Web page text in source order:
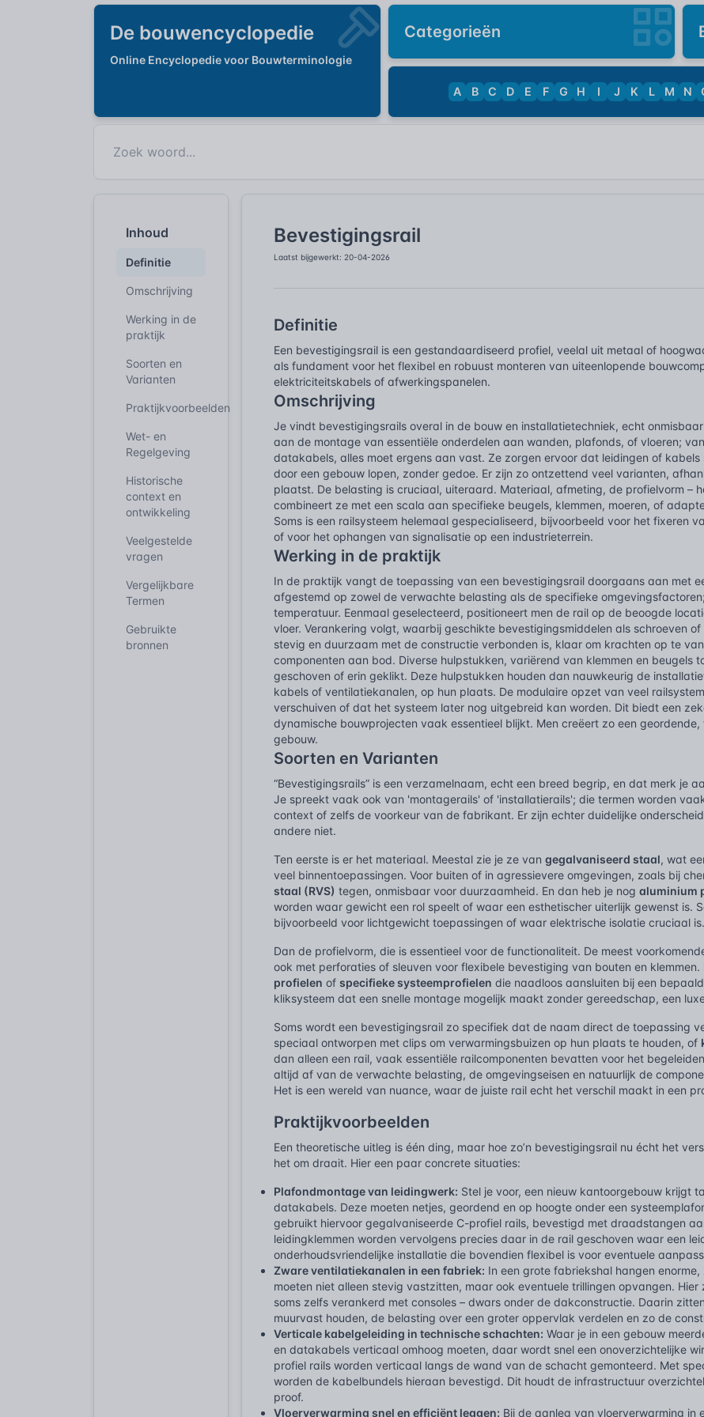
De bouwencyclopedie
Online Encyclopedie voor Bouwterminologie
Categorieën
A B C D E F G H I J K L M N
Inhoud
Definitie
Omschrijving
Werking in de
praktijk
Soorten en
Varianten
Praktijkvoorbeelden
Wet- en
Regelgeving
Historische
context en
ontwikkeling
Veelgestelde
vragen
Vergelijkbare
Termen
Gebruikte
bronnen
Bevestigingsrail
Laatst bijgewerkt: 20-04-2026
Definitie
Een bevestigingsrail is een gestandaardiseerd profiel, veelal uit metaal of
als fundament voor het flexibel en robuust monteren van uiteenlopende
elektriciteitskabels of afwerkingspanelen.
Omschrijving
Je vindt bevestigingsrails overal in de bouw en installatietechniek, echt
aan de montage van essentiële onderdelen aan wanden, plafonds, of vloeren;
datakabels, alles moet ergens aan vast. Ze zorgen ervoor dat leidingen of
door een gebouw lopen, zonder gedoe. Er zijn zo ontzettend veel varianten,
plaatst. De belasting is cruciaal, uiteraard. Materiaal, afmeting, de profielvorm –
combineert ze met een scala aan specifieke beugels, klemmen, moeren, of
Soms is een railsysteem helemaal gespecialiseerd, bijvoorbeeld voor het fixeren
of voor het ophangen van signalisatie op een industrieterrein.
Werking in de praktijk
In de praktijk vangt de toepassing van een bevestigingsrail doorgaans aan met
afgestemd op zowel de verwachte belasting als de specifieke
temperatuur. Eenmaal geselecteerd, positioneert men de rail op de beoogde
vloer. Verankering volgt, waarbij geschikte bevestigingsmiddelen als schroeven
stevig en duurzaam met de constructie verbonden is, klaar om krachten op te
componenten aan bod. Diverse hulpstukken, variërend van klemmen en beugels
geschoven of erin geklikt. Deze hulpstukken houden dan nauwkeurig de
kabels of ventilatiekanalen, op hun plaats. De modulaire opzet van veel
verschuiven of dat het systeem later nog uitgebreid kan worden. Dit biedt een
dynamische bouwprojecten vaak essentieel blijkt. Men creëert zo een
gebouw.
Soorten en Varianten
“Bevestigingsrails” is een verzamelnaam, echt een breed begrip, en dat merk je
Je spreekt vaak ook van 'montagerails' of 'installatierails'; die termen worden
context of zelfs de voorkeur van de fabrikant. Er zijn echter duidelijke
andere niet.
Ten eerste is er het materiaal. Meestal zie je ze vangegalvaniseerd staal, wat
veel binnentoepassingen. Voor buiten of in agressievere omgevingen, zoals bij
staal (RVS) tegen, onmisbaar voor duurzaamheid. En dan heb je nogaluminium
worden waar gewicht een rol speelt of waar een esthetischer uiterlijk gewenst is.
bijvoorbeeld voor lichtgewicht toepassingen of waar elektrische isolatie cruciaal is.
Dan de profielvorm, die is essentieel voor de functionaliteit. De meest
ook met perforaties of sleuven voor flexibele bevestiging van bouten en
profielen ofspecifieke systeemprofielen die naadloos aansluiten bij een
kliksysteem dat een snelle montage mogelijk maakt zonder gereedschap, een
Soms wordt een bevestigingsrail zo specifiek dat de naam direct de toepassing
speciaal ontworpen met clips om verwarmingsbuizen op hun plaats te houden, of
dan alleen een rail, vaak essentiële railcomponenten bevatten voor het
altijd af van de verwachte belasting, de omgevingseisen en natuurlijk de
Het is een wereld van nuance, waar de juiste rail echt het verschil maakt in een
Praktijkvoorbeelden
Een theoretische uitleg is één ding, maar hoe zo’n bevestigingsrail nu écht het
het om draait. Hier een paar concrete situaties:
Plafondmontage van leidingwerk: Stel je voor, een nieuw kantoorgebouw krijgt
datakabels. Deze moeten netjes, geordend en op hoogte onder een
gebruikt hiervoor gegalvaniseerde C-profiel rails, bevestigd met draadstangen
leidingklemmen worden vervolgens precies daar in de rail geschoven waar een
onderhoudsvriendelijke installatie die bovendien flexibel is voor eventuele
Zware ventilatiekanalen in een fabriek: In een grote fabriekshal hangen
moeten niet alleen stevig vastzitten, maar ook eventuele trillingen opvangen.
soms zelfs verankerd met consoles – dwars onder de dakconstructie. Daarin
muurvast houden, de belasting over een groter oppervlak verdelen en zo de
Verticale kabelgeleiding in technische schachten: Waar je in een gebouw
en datakabels verticaal omhoog moeten, daar wordt snel een onoverzichtelijke
profiel rails worden verticaal langs de wand van de schacht gemonteerd. Met
worden de kabelbundels hieraan bevestigd. Dit houdt de infrastructuur
proof.
Vloerverwarming snel en efficiënt leggen: Bij de aanleg van vloerverwarming in